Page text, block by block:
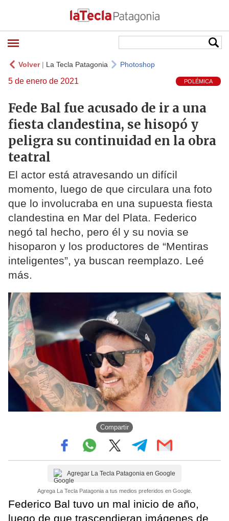
Volver| La Tecla Patagonia Photoshop
5 de enero de 2021 POLÉMICA
Fede Bal fue acusado de ir a una
fiesta clandestina, se hisopó y
peligra su continuidad en la obra
teatral
El actor está atravesando un difícil
momento, luego de que circulara una foto
que lo involucraba en una supuesta fiesta
clandestina en Mar del Plata. Federico
negó tal hecho, pero él y su novia se
hisoparon y los productores de “Mentiras
inteligentes”, ya buscan reemplazo. Leé
más.
Compartir
Agregar La Tecla Patagonia en Google
Agrega La Tecla Patagonia a tus medios preferidos en Google.
Federico Bal tuvo un mal inicio de año,
luego de que trascendieran imágenes de